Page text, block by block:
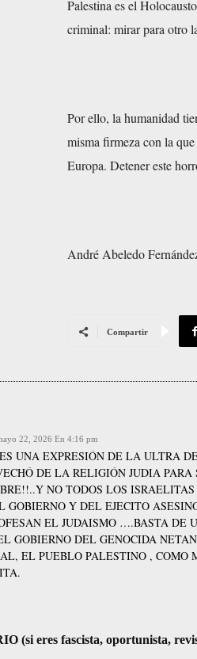
Palestina es el
criminal: mirar para otro
Por ello, la humanidad
misma firmeza con la
Europa. Detener este
André Abeledo
Compartir
22, 2026 En 4:16 pm
UNA EXPRESIÓN DE LA ULTRA
DE LA RELIGIÓN JUDIA
NO TODOS LOS
GOBIERNO Y DEL EJECITO
EL JUDAISMO ….BASTA
GOBIERNO DEL GENOCIDA
EL PUEBLO PALESTINO , COMO
(si eres fascista, oportunista,